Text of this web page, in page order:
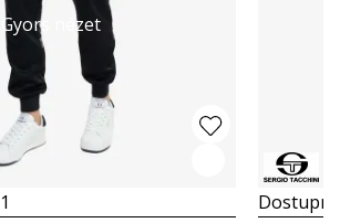
Gyors nézet
1